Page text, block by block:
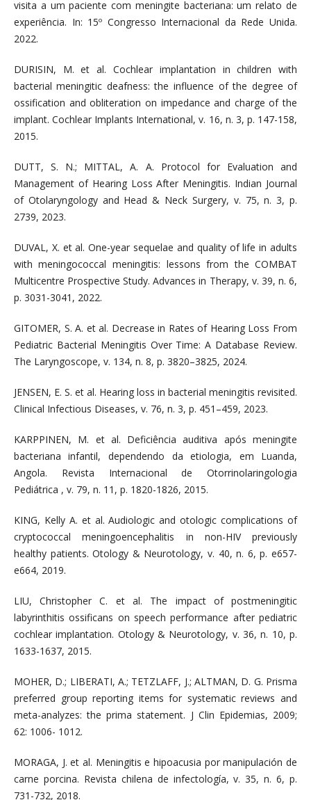
visita a um paciente com meningite bacteriana: um relato de
experiência. In: 15º Congresso Internacional da Rede Unida.
2022.
DURISIN, M. et al. Cochlear implantation in children with
bacterial meningitic deafness: the influence of the degree of
ossification and obliteration on impedance and charge of the
implant. Cochlear Implants International, v. 16, n. 3, p. 147-158,
2015.
DUTT, S. N.; MITTAL, A. A. Protocol for Evaluation and
Management of Hearing Loss After Meningitis. Indian Journal
of Otolaryngology and Head & Neck Surgery, v. 75, n. 3, p.
2739, 2023.
DUVAL, X. et al. One-year sequelae and quality of life in adults
with meningococcal meningitis: lessons from the COMBAT
Multicentre Prospective Study. Advances in Therapy, v. 39, n. 6,
p. 3031-3041, 2022.
GITOMER, S. A. et al. Decrease in Rates of Hearing Loss From
Pediatric Bacterial Meningitis Over Time: A Database Review.
The Laryngoscope, v. 134, n. 8, p. 3820–3825, 2024.
JENSEN, E. S. et al. Hearing loss in bacterial meningitis revisited.
Clinical Infectious Diseases, v. 76, n. 3, p. 451–459, 2023.
KARPPINEN, M. et al. Deficiência auditiva após meningite
bacteriana infantil, dependendo da etiologia, em Luanda,
Angola. Revista Internacional de Otorrinolaringologia
Pediátrica , v. 79, n. 11, p. 1820-1826, 2015.
KING, Kelly A. et al. Audiologic and otologic complications of
cryptococcal meningoencephalitis in non-HIV previously
healthy patients. Otology & Neurotology, v. 40, n. 6, p. e657-
e664, 2019.
LIU, Christopher C. et al. The impact of postmeningitic
labyrinthitis ossificans on speech performance after pediatric
cochlear implantation. Otology & Neurotology, v. 36, n. 10, p.
1633-1637, 2015.
MOHER, D.; LIBERATI, A.; TETZLAFF, J.; ALTMAN, D. G. Prisma
preferred group reporting items for systematic reviews and
meta-analyzes: the prima statement. J Clin Epidemias, 2009;
62: 1006- 1012.
MORAGA, J. et al. Meningitis e hipoacusia por manipulación de
carne porcina. Revista chilena de infectología, v. 35, n. 6, p.
731-732, 2018.